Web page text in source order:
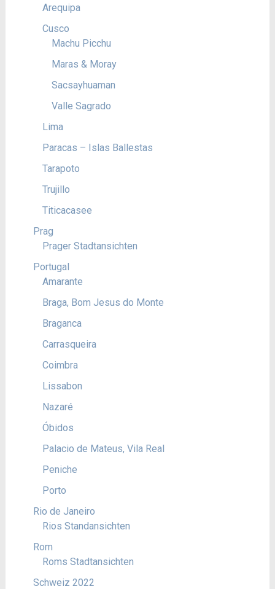
Arequipa
Cusco
Machu Picchu
Maras & Moray
Sacsayhuaman
Valle Sagrado
Lima
Paracas – Islas Ballestas
Tarapoto
Trujillo
Titicacasee
Prag
Prager Stadtansichten
Portugal
Amarante
Braga, Bom Jesus do Monte
Braganca
Carrasqueira
Coimbra
Lissabon
Nazaré
Óbidos
Palacio de Mateus, Vila Real
Peniche
Porto
Rio de Janeiro
Rios Standansichten
Rom
Roms Stadtansichten
Schweiz 2022